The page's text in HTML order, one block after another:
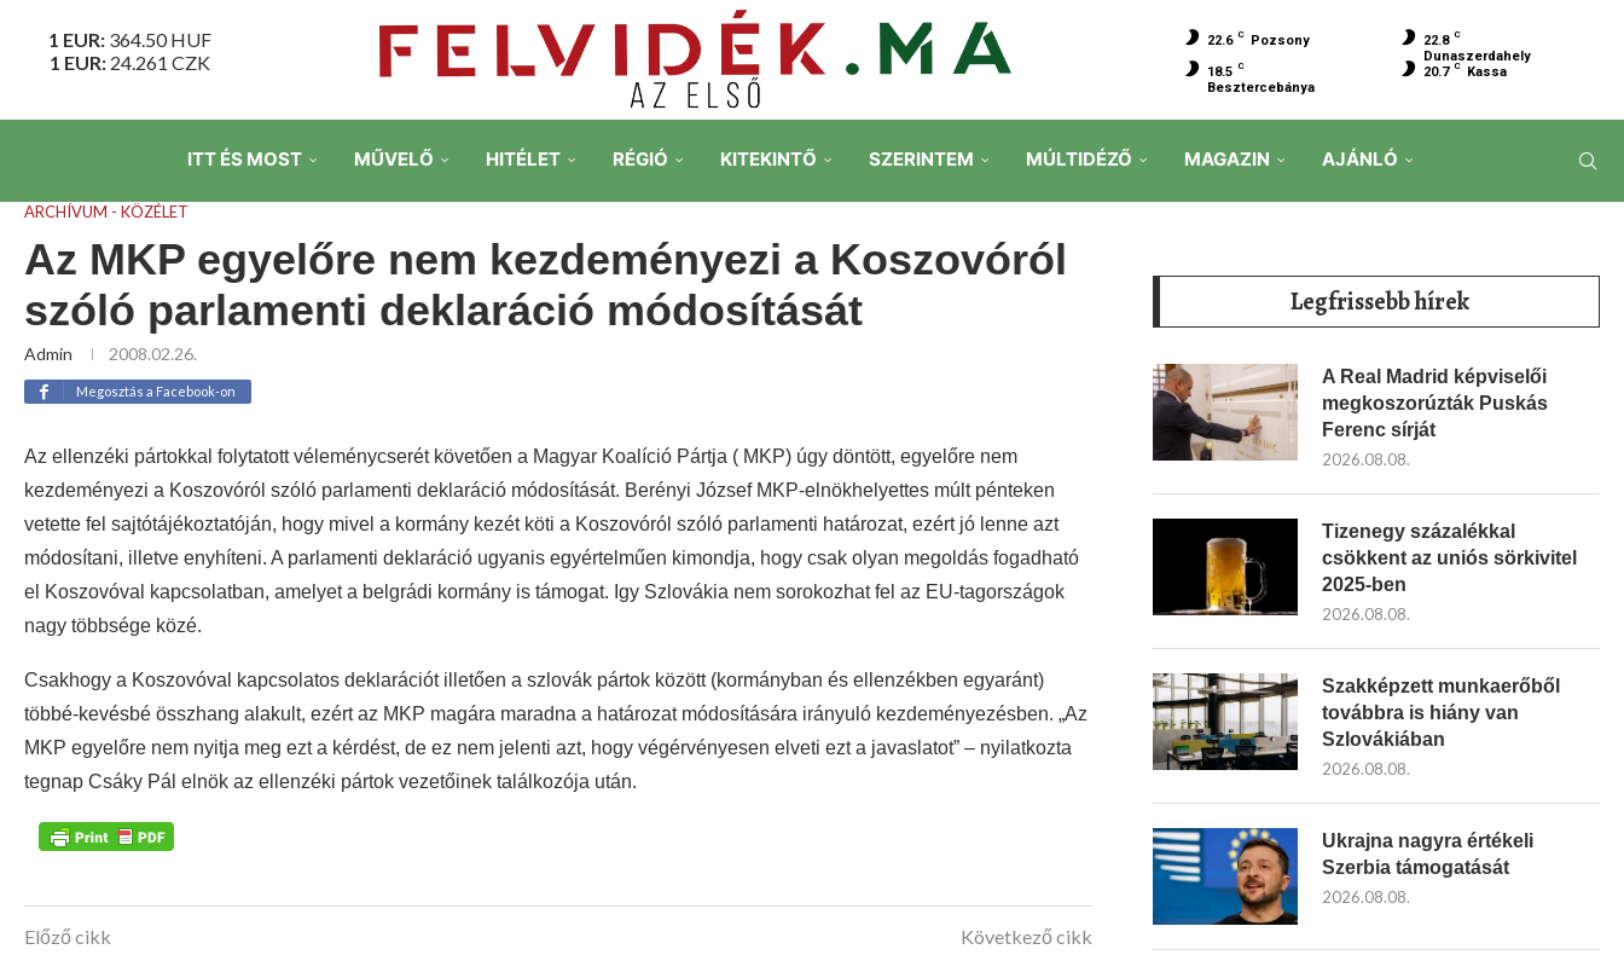
1 EUR: 364.50HUF
1 EUR: 24.261 CZK
22.6 C Pozsony 22.8 C
Dunaszerdahely
18.5 C
Besztercebánya
20.7 C Kassa
ITT ÉS MOST MŰVELŐ HITÉLET RÉGIÓ KITEKINTŐ SZERINTEM MÚLTIDÉZŐ MAGAZIN AJÁNLÓ
ARCHÍVUM - KÖZÉLET
Az MKP egyelőre nem kezdeményezi a Koszovóról
szóló parlamenti deklaráció módosítását
Admin 2008.02.26.
Megosztás a Facebook-on
Az ellenzéki pártokkal folytatott véleménycserét követően a Magyar Koalíció Pártja ( MKP) úgy döntött, egyelőre nem
kezdeményezi a Koszovóról szóló parlamenti deklaráció módosítását. Berényi József MKP-elnökhelyettes múlt pénteken
vetette fel sajtótájékoztatóján, hogy mivel a kormány kezét köti a Koszovóról szóló parlamenti határozat, ezért jó lenne azt
módosítani, illetve enyhíteni. A parlamenti deklaráció ugyanis egyértelműen kimondja, hogy csak olyan megoldás fogadható
el Koszovóval kapcsolatban, amelyet a belgrádi kormány is támogat. Igy Szlovákia nem sorokozhat fel az EU-tagországok
nagy többsége közé.
Csakhogy a Koszovóval kapcsolatos deklarációt illetően a szlovák pártok között (kormányban és ellenzékben egyaránt)
többé-kevésbé összhang alakult, ezért az MKP magára maradna a határozat módosítására irányuló kezdeményezésben. „Az
MKP egyelőre nem nyitja meg ezt a kérdést, de ez nem jelenti azt, hogy végérvényesen elveti ezt a javaslatot” – nyilatkozta
tegnap Csáky Pál elnök az ellenzéki pártok vezetőinek találkozója után.
Előző cikk
Következő cikk
Legfrissebb hírek
A Real Madrid képviselői
megkoszorúzták Puskás
Ferenc sírját
2026.08.08.
Tizenegy százalékkal
csökkent az uniós sörkivitel
2025-ben
2026.08.08.
Szakképzett munkaerőből
továbbra is hiány van
Szlovákiában
2026.08.08.
Ukrajna nagyra értékeli
Szerbia támogatását
2026.08.08.